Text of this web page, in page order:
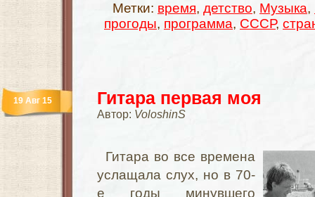
Метки: время, детство, Музыка,
прогоды, программа, СССР,
Гитара первая моя
Автор: VoloshinS
19 Авг 15
Гитара во все времена
услащала слух, но в 70-
е годы минувшего